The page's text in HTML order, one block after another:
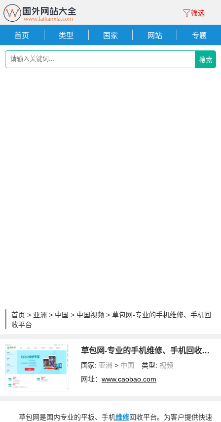
筛选
首页 类型 国家 网站 专题
搜索
首页 > 亚洲 > 中国 > 中国视频 > 草包网-专业的手机维修、手机回
收平台
草包网-专业的手机维修、手机回收平台
国家: 亚洲 > 中国 类型: 视频
网址：www.caobao.com
草包网是国内专业的平板、手机维修回收平台。为客户提供快速